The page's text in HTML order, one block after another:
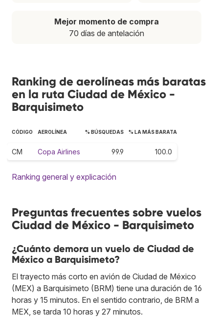
Mejor momento de compra
70 días de antelación
Ranking de aerolíneas más baratas
en la ruta Ciudad de México -
Barquisimeto
CÓDIGO AEROLÍNEA % BÚSQUEDAS % LA MÁS BARATA
CM Copa Airlines 99.9 100.0
Ranking general y explicación
Preguntas frecuentes sobre vuelos
Ciudad de México - Barquisimeto
¿Cuánto demora un vuelo de Ciudad de
México a Barquisimeto?
El trayecto más corto en avión de Ciudad de México
(MEX) a Barquisimeto (BRM) tiene una duración de 16
horas y 15 minutos. En el sentido contrario, de BRM a
MEX, se tarda 10 horas y 27 minutos.